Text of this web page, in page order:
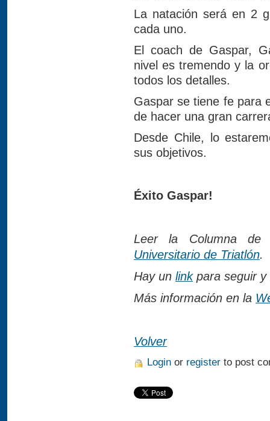
La natación será en 2
cada uno.
El coach de Gaspar,
nivel es tremendo y la
todos los detalles.
Gaspar se tiene fe para
de hacer una gran
Desde Chile, lo
sus objetivos.
Éxito Gaspar!
Leer la Columna
Universitario de Triatlón.
Hay un linkpara seguir y
Más información en la
Volver
Login or register to post